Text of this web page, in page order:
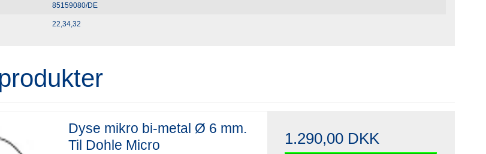
85159080/DE
22,34,32
Dyse mikro bi-metal Ø 6 mm.
Til Dohle Micro
1.290,00 DKK